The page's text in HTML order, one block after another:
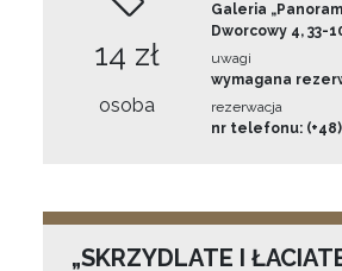
14 zł
osoba
Galeria
Dworcowy 4, 33-
uwagi
wymagana
rezerwacja
nr telefonu: (+48)
„SKRZYDLATE I